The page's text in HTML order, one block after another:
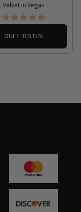
Velvet in Vegas
DUFT TESTEN